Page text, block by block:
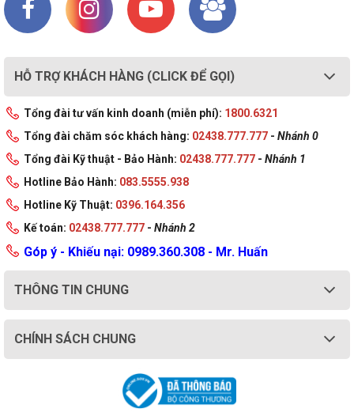
Trọng Lượng 2.20 Kg
Màu sắc Gray
Xuất Xứ Trung Quốc
HỖ TRỢ KHÁCH HÀNG (CLICK ĐỂ GỌI)
Tổng đài tư vấn kinh doanh (miễn phí): 1800.6321
Tổng đài chăm sóc khách hàng: 02438.777.777 - Nhánh 0
Tổng đài Kỹ thuật - Bảo Hành: 02438.777.777 - Nhánh 1
Hotline Bảo Hành: 083.5555.938
Hotline Kỹ Thuật: 0396.164.356
Kế toán: 02438.777.777 - Nhánh 2
Góp ý - Khiếu nại: 0989.360.308 - Mr. Huấn
THÔNG TIN CHUNG
CHÍNH SÁCH CHUNG